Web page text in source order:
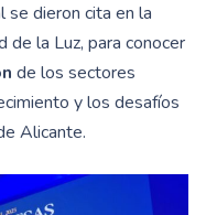
se dieron cita en la
de la Luz, para conocer
de los sectores
y los desafíos
Alicante.